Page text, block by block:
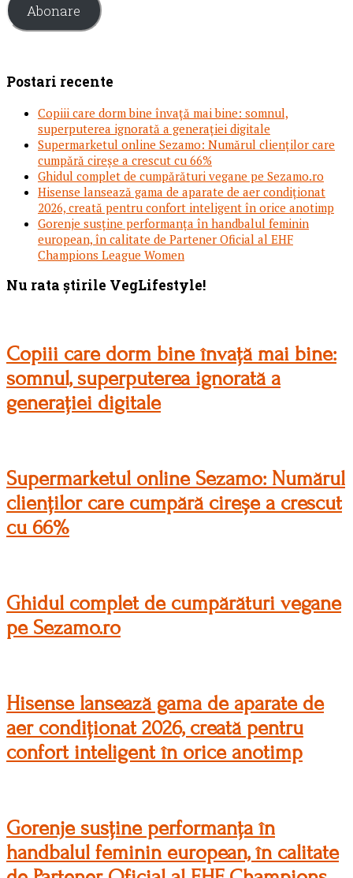
Abonare
Postari recente
Copiii care dorm bine învață mai bine: somnul,
superputerea ignorată a generației digitale
Supermarketul online Sezamo: Numărul clienților care
cumpără cireșe a crescut cu 66%
Ghidul complet de cumpărături vegane pe Sezamo.ro
Hisense lansează gama de aparate de aer condiționat
2026, creată pentru confort inteligent în orice anotimp
Gorenje susține performanța în handbalul feminin
european, în calitate de Partener Oficial al EHF
Champions League Women
Footer
Nu rata știrile VegLifestyle!
Copiii care dorm bine învață mai bine:
somnul, superputerea ignorată a
generației digitale
Supermarketul online Sezamo: Numărul
clienților care cumpără cireșe a crescut
cu 66%
Ghidul complet de cumpărături vegane
pe Sezamo.ro
Hisense lansează gama de aparate de
aer condiționat 2026, creată pentru
confort inteligent în orice anotimp
Gorenje susține performanța în
handbalul feminin european, în calitate